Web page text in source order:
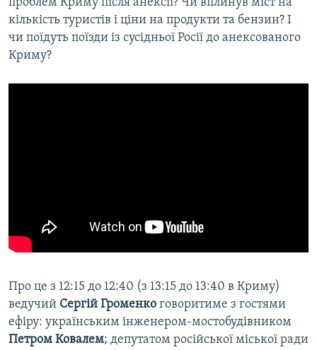
проблем Криму після анексії? Чи вплинув міст на
кількість туристів і ціни на продукти та бензин? І
чи поїдуть поїзди із сусідньої Росії до анексованого
Криму?
Про це з 12:15 до 12:40 (з 13:15 до 13:40 в Криму)
ведучий Сергій Громенко говоритиме з гостями
ефіру: українським інженером-мостобудівником
Петром Ковалем; депутатом російської міської ради